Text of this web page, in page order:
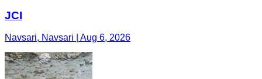
JCI
Navsari, Navsari | Aug 6, 2026